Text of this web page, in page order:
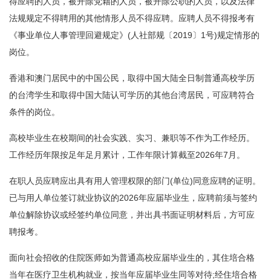
法规规定不得聘用的其他情形人员不得应聘。应聘人员不得报考有
《事业单位人事管理回避规定》(人社部规〔2019〕1号)规定情形的
岗位。
香港和澳门居民中的中国公民，取得中国大陆全日制普通高校学历
的台湾学生和取得中国大陆认可学历的其他台湾居民，可应聘符合
条件的岗位。
高校毕业生在校期间的社会实践、实习、兼职等不作为工作经历。
工作经历年限按足年足月累计，工作年限计算截至2026年7月。
在职人员应聘应出具有用人管理权限的部门(单位)同意应聘的证明。
已与用人单位签订就业协议的2026年应届毕业生，应聘前须与签约
单位解除协议或经签约单位同意，并出具书面证明材料后，方可应
聘报考。
面向社会招收的住院医师如为普通高校应届毕业生的，其住培合格
当年在医疗卫生机构就业，按当年应届毕业生同等对待;经住培合格